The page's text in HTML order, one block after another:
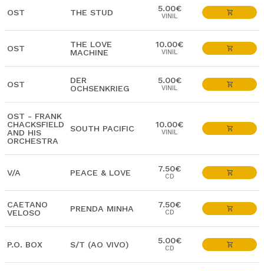
OST THE STUD 5.00€
VINIL
OST
THE LOVE
MACHINE
10.00€
VINIL
OST
DER
OCHSENKRIEG
5.00€
VINIL
OST - FRANK
CHACKSFIELD
AND HIS
ORCHESTRA
SOUTH PACIFIC 10.00€
VINIL
V/A PEACE & LOVE 7.50€
CD
CAETANO
VELOSO
PRENDA MINHA 7.50€
CD
P.O. BOX S/T (AO VIVO) 5.00€
CD